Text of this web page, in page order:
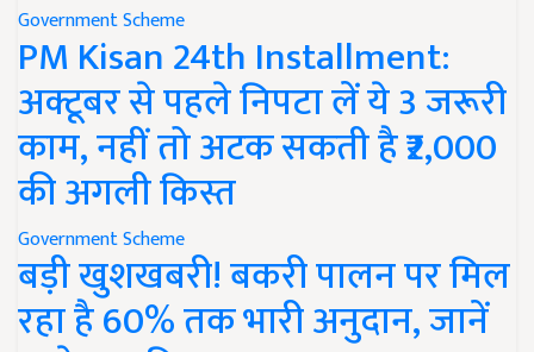
Government Scheme
PM Kisan 24th Installment:
अक्टूबर से पहले निपटा लें ये 3 जरूरी
काम, नहीं तो अटक सकती है ₹2,000
की अगली किस्त
Government Scheme
बड़ी खुशखबरी! बकरी पालन पर मिल
रहा है 60% तक भारी अनुदान, जानें